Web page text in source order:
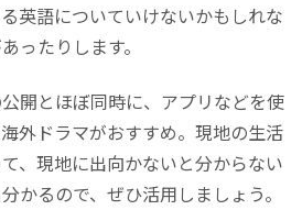
英語についていけないかもしれな
ったりします。
開とほぼ同時に、アプリなどを使
外ドラマがおすすめ。現地の生活
、現地に出向かないと分からない
かるので、ぜひ活用しましょう。